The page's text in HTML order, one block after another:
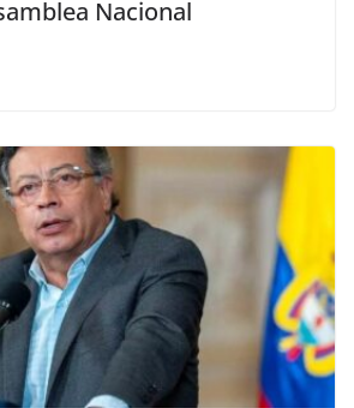
Nacional